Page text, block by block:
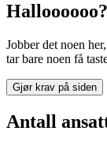
Halloooooo?
Jobber det noen
tar bare noen få
Gjør krav på siden
Antall